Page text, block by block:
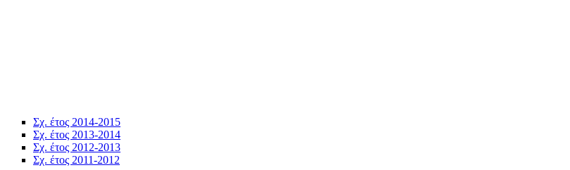
Σχ. έτος 2014-2015
Σχ. έτος 2013-2014
Σχ. έτος 2012-2013
Σχ. έτος 2011-2012